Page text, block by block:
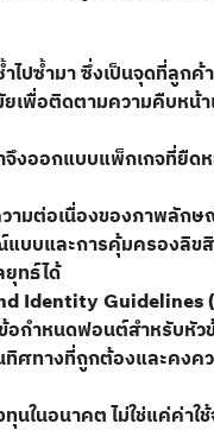
ไปซ้ำมา ซึ่งเป็นจุดที่ลูก
เพื่อติดตามความคืบหน้
จึงออกแบบแพ็กเกจที่ยื
ามต่อเนื่องของภาพลัก
บและการคุ้มครองลิขสิ
ยุทธ์ได้
Identity Guidelines
อกำหนดฟอนต์สำหรับหั
ทิศทางที่ถูกต้องและคงค
นในอนาคต ไม่ใช่แค่ค่าใช้